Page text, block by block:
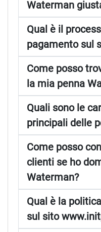
Waterman
Qual è il
pagamento sul
Come posso
la mia penna
Quali sono le
principali delle
Come posso
clienti se ho
Waterman?
Qual è la
sul sito